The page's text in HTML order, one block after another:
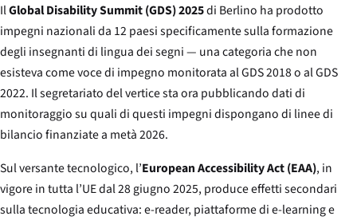
IlGlobal Disability Summit (GDS) 2025di Berlino ha prodotto
impegni nazionali da 12 paesi specificamente sulla formazione
degli insegnanti di lingua dei segni — una categoria che non
esisteva come voce di impegno monitorata al GDS 2018 o al GDS
2022. Il segretariato del vertice sta ora pubblicando dati di
monitoraggio su quali di questi impegni dispongano di linee di
bilancio finanziate a metà 2026.
Sul versante tecnologico, l’European Accessibility Act (EAA), in
vigore in tutta l’UE dal 28 giugno 2025, produce effetti secondari
sulla tecnologia educativa: e-reader, piattaforme di e-learning e